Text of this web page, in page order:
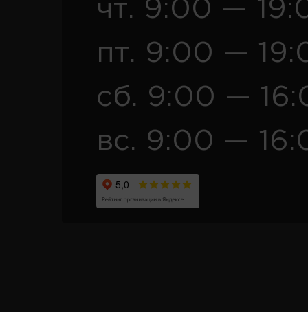
чт. 9:00 —
пт. 9:00 —
сб. 9:00 —
вс. 9:00 —